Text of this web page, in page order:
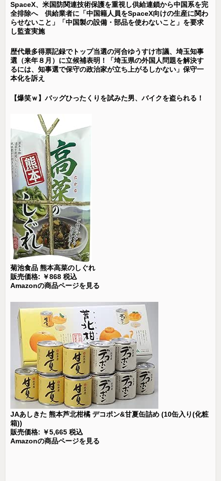
SpaceX、米国防関連技術保護を重視し供給連鎖から中国系を完
全排除へ 供給業者に「中国籍人員をSpaceX向けの生産に関わ
らせないこと」「中国製の設備・部品を使わないこと」を要求
し監査実施
歴代最多得票記録でトップ当選の河合ゆうすけ市議、埼玉知事
選（来年８月）に立候補表明！「埼玉県の外国人問題を解決す
るには、知事選で保守の政治家が立ち上がるしかない」保守一
本化を訴え
【爆笑ｗ】バッグひったくりを試みた男、バイクを盗られる！
菊池食品 熊本高菜のしぐれ
販売価格: ￥868 税込
Amazonの商品ページを見る
JAあしきた 熊本芦北柑橘 デコポン&甘夏缶詰め (10缶入り(化粧
箱))
販売価格: ￥5,665 税込
Amazonの商品ページを見る